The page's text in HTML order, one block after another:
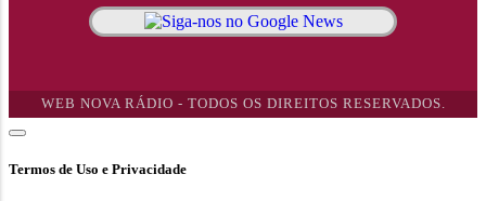
WEB NOVA RÁDIO - TODOS OS DIREITOS RESERVADOS.
Termos de Uso e Privacidade